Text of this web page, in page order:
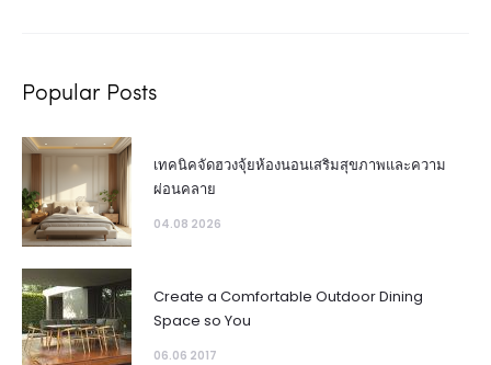
Popular Posts
เทคนิคจัดฮวงจุ้ยห้องนอนเสริมสุขภาพและความ
ผ่อนคลาย
04.08 2026
Create a Comfortable Outdoor Dining
Space so You
06.06 2017